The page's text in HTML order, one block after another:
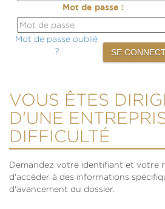
Mot de passe :
Mot de passe oublié
?
VOUS ÊTES
D'UNE
DIFFICULTÉ
Demandez votre identifiant et votre
d'accéder à des informations
d'avancement du dossier.